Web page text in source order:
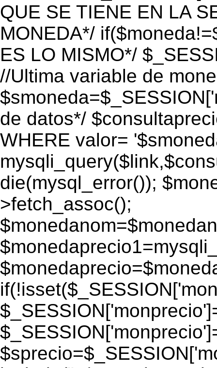
QUE SE TIENE EN LA
MONEDA*/
ES LO MISMO*/
//Ultima variable de
de datos*/
WHERE valor=
die(mysql_error());
>fetch_assoc();